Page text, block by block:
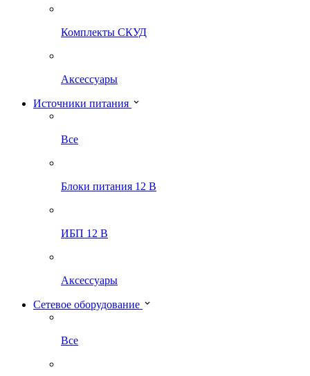
Комплекты СКУД
Аксессуары
Источники питания
Все
Блоки питания 12 В
ИБП 12 В
Аксессуары
Сетевое оборудование
Все